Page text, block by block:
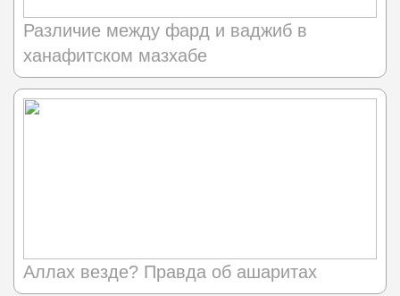
Различие между фард и ваджиб в
ханафитском мазхабе
Аллах везде? Правда об ашаритах